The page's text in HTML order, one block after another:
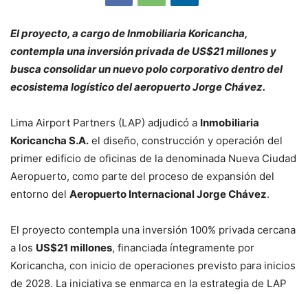
El proyecto, a cargo de Inmobiliaria Koricancha,
contempla una inversión privada de US$21 millones y
busca consolidar un nuevo polo corporativo dentro del
ecosistema logístico del aeropuerto Jorge Chávez.
Lima Airport Partners (LAP) adjudicó a Inmobiliaria
Koricancha S.A. el diseño, construcción y operación del
primer edificio de oficinas de la denominada Nueva Ciudad
Aeropuerto, como parte del proceso de expansión del
entorno del Aeropuerto Internacional Jorge Chávez.
El proyecto contempla una inversión 100% privada cercana
a los US$21 millones, financiada íntegramente por
Koricancha, con inicio de operaciones previsto para inicios
de 2028. La iniciativa se enmarca en la estrategia de LAP